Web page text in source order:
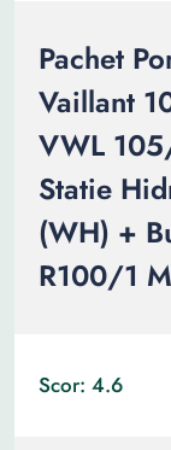
Pachet
Vaillant
VWL
Statie
(WH) +
R100/1
Scor: 4.6